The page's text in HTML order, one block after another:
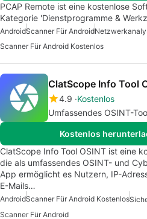
PCAP Remote ist eine kostenlose
Kategorie 'Dienstprogramme &
AndroidScanner Für Android
Scanner Für Android Kostenlos
ClatScope Info Tool
4.9 Kostenlos
Umfassendes OSINT-
Kostenlos
ClatScope Info Tool OSINT ist eine
die als umfassendes OSINT- und
App ermöglicht es Nutzern, IP-
E-Mails…
AndroidScanner Für Android Kostenlos
Scanner Für Android